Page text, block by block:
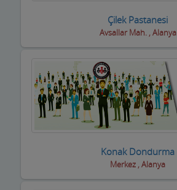
Restorant, Lokanta ve Fast Food
Sanayi Sitesi
Ses ve Işık Sistemleri
Sigortacılar
Sivil Toplum Kuruluşları
Çilek Pastanesi
Avsallar Mah. , Alanya
Konak Dondurma
Merkez , Alanya